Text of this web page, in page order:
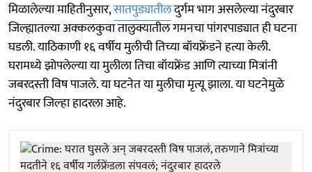
मिळालेल्या माहितीनुसार,सातपुड्यातीलदुर्गम भाग असलेल्या नंदुरबार
जिल्ह्यातल्या अक्कलकुवा तालुक्यातील गमनचा पांगरपाड्यात ही घटना
घडली. याठिकाणी १६ वर्षीय मुलीची तिच्या बॉयफ्रेंडने हत्या केली.
घरामध्ये झोपलेल्या या मुलीला तिचा बॉयफ्रेंड आणि त्याच्या मित्रांनी
जबरदस्ती विष पाजले. या घटनेत या मुलीचा मृत्यू झाला. या घटनेमुळे
नंदुरबार जिल्हा हादरला आहे.